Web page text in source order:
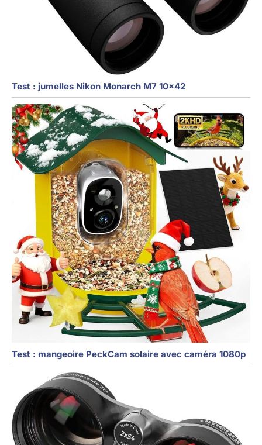
Test : jumelles Nikon Monarch M7 10×42
Test : mangeoire PeckCam solaire avec caméra 1080p